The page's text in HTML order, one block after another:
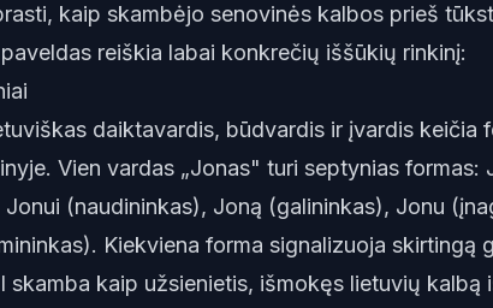
kaip skambėjo senovinės kalbos prieš
reiškia labai konkrečių iššūkių rinkinį:
daiktavardis, būdvardis ir įvardis keičia
Vien vardas „Jonas" turi septynias formas:
Jonui (naudininkas), Joną (galininkas), Jonu
Kiekviena forma signalizuoja skirtingą
skamba kaip užsienietis, išmokęs lietuvių